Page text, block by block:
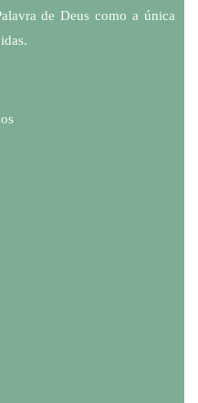
de Deus como a única